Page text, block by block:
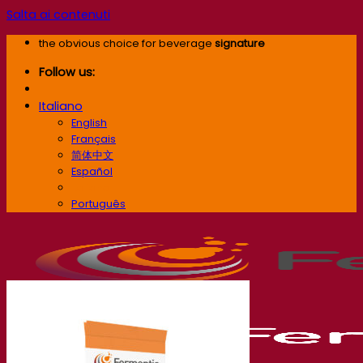
Salta ai contenuti
the obvious choice for beverage signature
Follow us:
Italiano
English
Français
简体中文
Español
Português